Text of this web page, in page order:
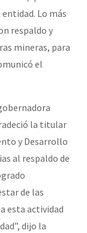
Lo más
respaldo y
mineras, para
el
la titular
y Desarrollo
al respaldo de
de las
esta actividad
dijo la